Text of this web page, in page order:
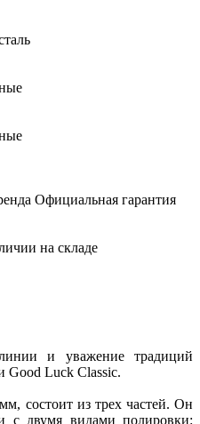
Официальная гарантия
на складе
линии и уважение традиций
Good Luck Classic.
состоит из трех частей. Он
c двумя видами полировки: